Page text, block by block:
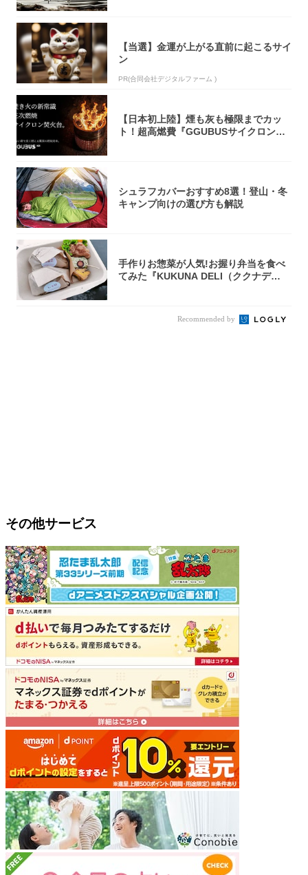
【当選】金運が上がる直前に起こるサイ
ン
PR(合同会社デジタルファーム )
【日本初上陸】煙も灰も極限までカッ
ト！超高燃費『GGUBUSサイクロン焚
シュラフカバーおすすめ8選！登山・冬
キャンプ向けの選び方も解説
手作りお惣菜が人気!お握り弁当を食べ
てみた『KUKUNA DELI（ククナデ
Recommended by
その他サービス